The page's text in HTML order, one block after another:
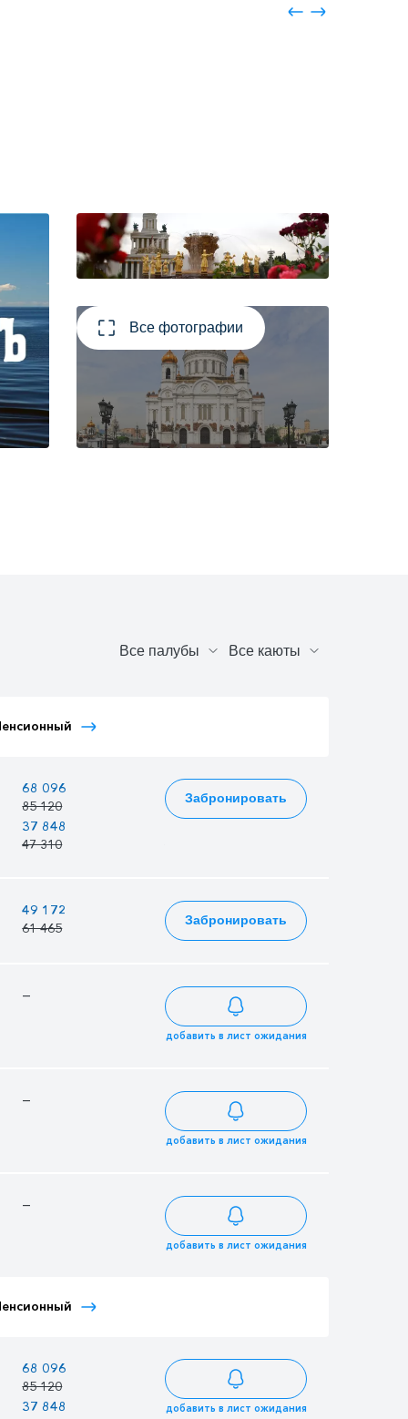
Все фотографии
68 096
85 120
—
37 848
47 310
Забронировать
49 172
61 465
—
Забронировать
— —
добавить в лист ожидания
— —
добавить в лист ожидания
— —
добавить в лист ожидания
68 096
85 120
—
37 848
36 574
добавить в лист ожидания